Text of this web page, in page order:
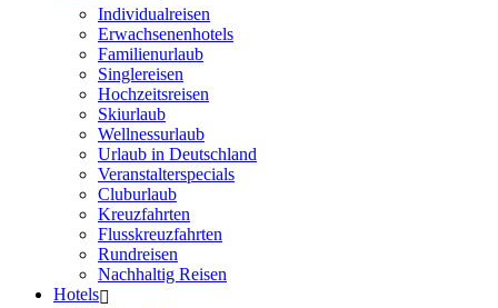
Individualreisen
Erwachsenenhotels
Familienurlaub
Singlereisen
Hochzeitsreisen
Skiurlaub
Wellnessurlaub
Urlaub in Deutschland
Veranstalterspecials
Cluburlaub
Kreuzfahrten
Flusskreuzfahrten
Rundreisen
Nachhaltig Reisen
Hotels